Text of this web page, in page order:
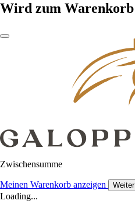
Wird zum
Zwischensumme
Meinen Warenkorb anzeigen
Loading...